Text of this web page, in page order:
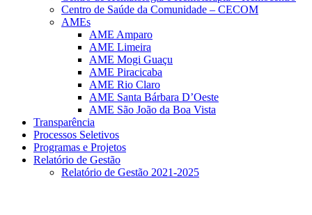
Centro de Saúde da Comunidade – CECOM
AMEs
AME Amparo
AME Limeira
AME Mogi Guaçu
AME Piracicaba
AME Rio Claro
AME Santa Bárbara D’Oeste
AME São João da Boa Vista
Transparência
Processos Seletivos
Programas e Projetos
Relatório de Gestão
Relatório de Gestão 2021-2025